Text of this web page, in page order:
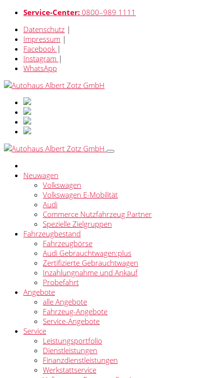
Service-Center: 0800–989 1111
Datenschutz |
Impressum |
Facebook |
Instagram |
WhatsApp
Neuwagen
Volkswagen
Volkswagen E-Mobilität
Audi
Commerce Nutzfahrzeug Partner
Spezielle Zielgruppen
Fahrzeugbestand
Fahrzeugbörse
Audi Gebrauchtwagen:plus
Zertifizierte Gebrauchtwagen
Inzahlungnahme und Ankauf
Probefahrt
Angebote
alle Angebote
Fahrzeug-Angebote
Service-Angebote
Service
Leistungsportfolio
Dienstleistungen
Finanzdienstleistungen
Werkstattservice